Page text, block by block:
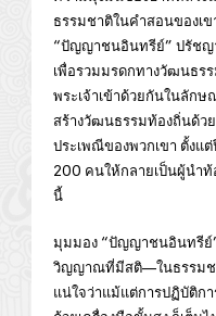
ธรรมชาติในคำสอนของเ
“ปัญญาชนอินทรีย์” ปรัช
เพื่อรวมมรดกทางวัฒนธร
พระเจ้าเข้าด้วยกันในลักษ
สร้างวัฒนธรรมท้องถิ่นด้
ประเพณีของพวกเขา ตั้งแ
200 คนให้กลายเป็นผู้นำ
นี้
มุมมอง “ปัญญาชนอินทรีย์
วิญญาณที่มีสติ—ในธรรมช
แน่ใจว่าแม้แต่การปฏิบัติก